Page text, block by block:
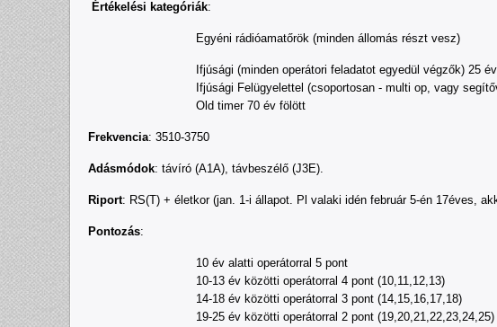
Értékelési kategóriák:
Egyéni rádióamatőrök (minden állomás részt vesz)
Ifjúsági (minden operátori feladatot egyedül végzők) 25
Ifjúsági Felügyelettel (csoportosan - multi op, vagy
Old timer 70 év fölött
Frekvencia: 3510-3750
Adásmódok: távíró (A1A), távbeszélő (J3E).
Riport: RS(T) + életkor (jan. 1-i állapot. Pl valaki idén február 5-én 17éves,
Pontozás:
10 év alatti operátorral 5 pont
10-13 év közötti operátorral 4 pont (10,11,12,13)
14-18 év közötti operátorral 3 pont (14,15,16,17,18)
19-25 év közötti operátorral 2 pont (19,20,21,22,23,24,25)